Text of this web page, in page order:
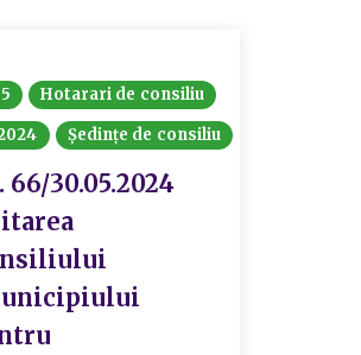
Hotarari de consiliu
Ședințe de consiliu
30.05.2024